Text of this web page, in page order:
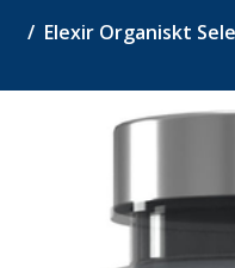
Elexir Organiskt